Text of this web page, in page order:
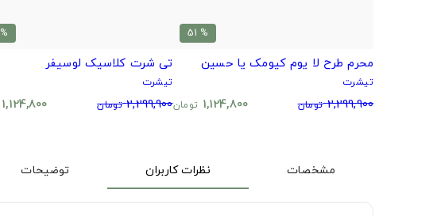
% 51
محرم طرح لا یوم کیومک یا حسین
تیشرت
2,299,900 تومان 1,124,800 تومان
% 51
تی شرت کلاسیک لوسیفر
تیشرت
2,299,900 تومان 1,124,800
مشخصات نظرات کاربران توضیحات